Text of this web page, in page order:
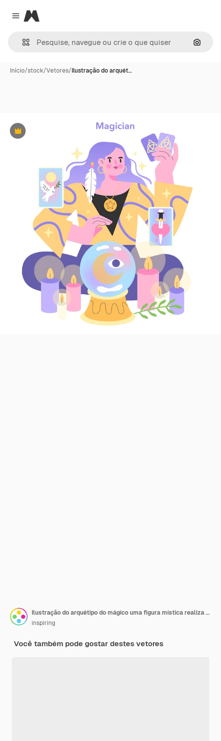
Close menu
Magnific
Início/stock/Vetores/Ilustração do arquét…
Premium
Ilustração do arquétipo do mágico uma figura mística realiza encantamentos cercada por motivos mágicos
inspiring
Você também pode gostar destes vetores